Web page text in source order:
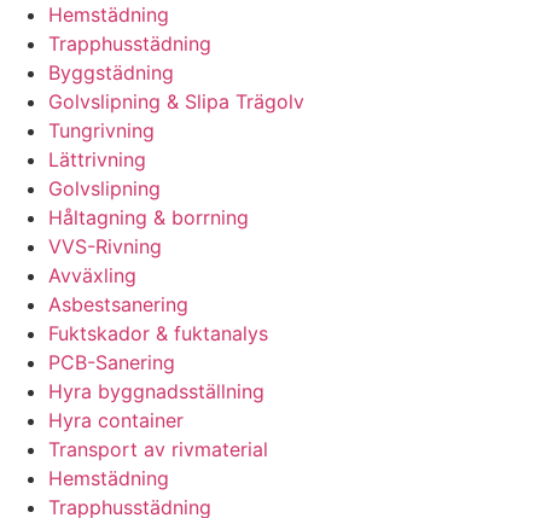
Hemstädning
Trapphusstädning
Byggstädning
Golvslipning & Slipa Trägolv
Tungrivning
Lättrivning
Golvslipning
Håltagning & borrning
VVS-Rivning
Avväxling
Asbestsanering
Fuktskador & fuktanalys
PCB-Sanering
Hyra byggnadsställning
Hyra container
Transport av rivmaterial
Hemstädning
Trapphusstädning